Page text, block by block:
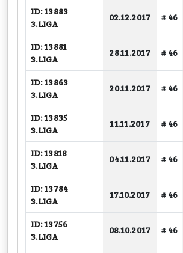
ID: 13883
3.LIGA
02.12.2017 # 46
ID: 13881
3.LIGA
28.11.2017 # 46
ID: 13863
3.LIGA
20.11.2017 # 46
ID: 13835
3.LIGA
11.11.2017 # 46
ID: 13818
3.LIGA
04.11.2017 # 46
ID: 13784
3.LIGA
17.10.2017 # 46
ID: 13756
3.LIGA
08.10.2017 # 46